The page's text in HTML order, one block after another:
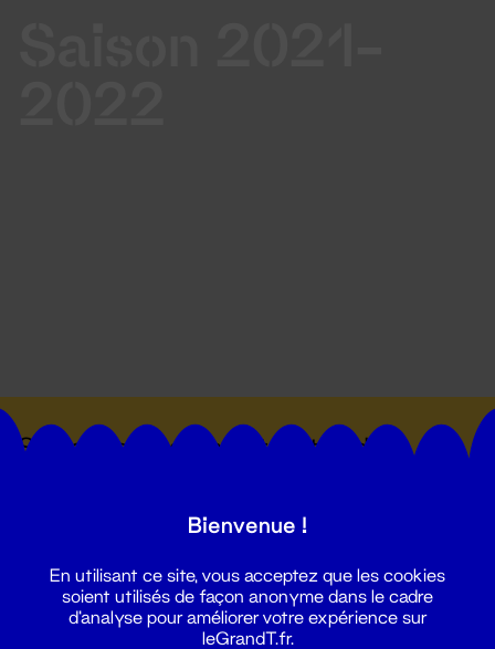
Suivez toutes les actualités du
Bienvenue !
En utilisant ce site, vous acceptez que les cookies
soient utilisés de façon anonyme dans le cadre
d'analyse pour améliorer votre expérience sur
leGrandT.fr.